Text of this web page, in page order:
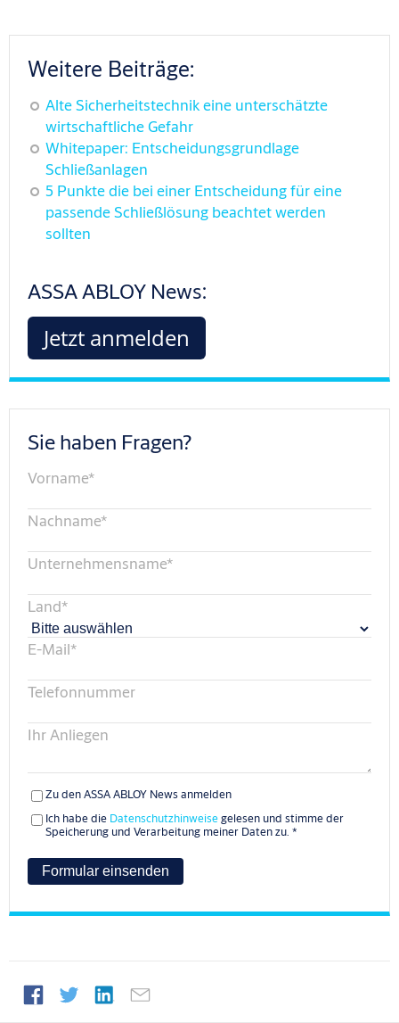
Weitere Beiträge:
Alte Sicherheitstechnik eine unterschätzte
wirtschaftliche Gefahr
Whitepaper: Entscheidungsgrundlage
Schließanlagen
5 Punkte die bei einer Entscheidung für eine
passende Schließlösung beachtet werden
sollten
ASSA ABLOY News:
Jetzt anmelden
Sie haben Fragen?
Vorname*
Nachname*
Unternehmensname*
Land*
E-Mail*
Telefonnummer
Ihr Anliegen
Zu den ASSA ABLOY News anmelden
Ich habe die Datenschutzhinweisegelesen und stimme der
Speicherung und Verarbeitung meiner Daten zu. *